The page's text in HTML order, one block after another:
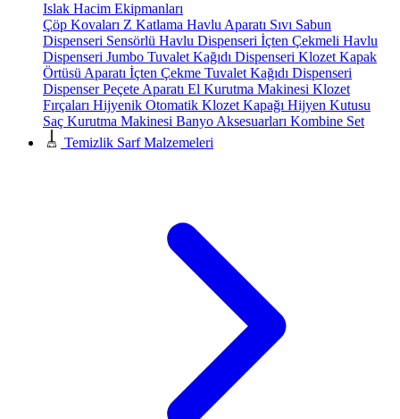
Islak Hacim Ekipmanları
Çöp Kovaları Z Katlama Havlu Aparatı Sıvı Sabun
Dispenseri Sensörlü Havlu Dispenseri İçten Çekmeli Havlu
Dispenseri Jumbo Tuvalet Kağıdı Dispenseri Klozet Kapak
Örtüsü Aparatı İçten Çekme Tuvalet Kağıdı Dispenseri
Dispenser Peçete Aparatı El Kurutma Makinesi Klozet
Fırçaları Hijyenik Otomatik Klozet Kapağı Hijyen Kutusu
Saç Kurutma Makinesi Banyo Aksesuarları Kombine Set
Temizlik Sarf Malzemeleri